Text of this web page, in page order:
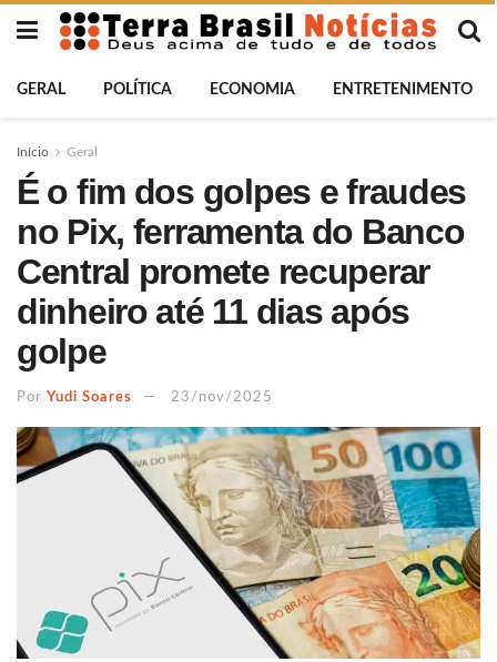
GERAL POLÍTICA ECONOMIA ENTRETENIMENTO
Início Geral
É o fim dos golpes e fraudes
no Pix, ferramenta do Banco
Central promete recuperar
dinheiro até 11 dias após
golpe
Por Yudi Soares 23/nov/2025